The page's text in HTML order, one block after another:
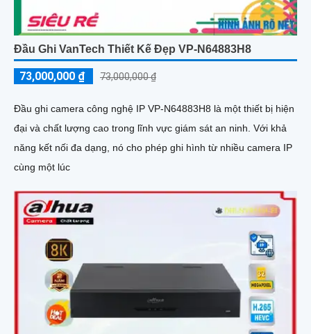
Đầu Ghi VanTech Thiết Kế Đẹp VP-N64883H8
73,000,000 ₫ 73,000,000 ₫
Đầu ghi camera công nghệ IP VP-N64883H8 là một thiết bị hiện
đại và chất lượng cao trong lĩnh vực giám sát an ninh. Với khả
năng kết nối đa dạng, nó cho phép ghi hình từ nhiều camera IP
cùng một lúc